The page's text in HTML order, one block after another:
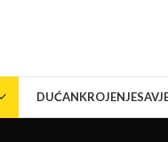
DUĆANKROJENJE